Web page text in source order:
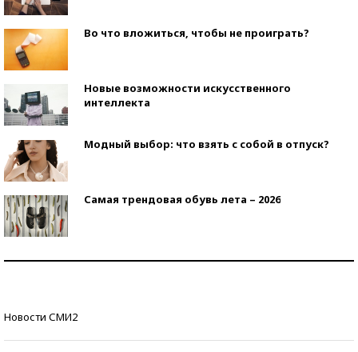
Во что вложиться, чтобы не проиграть?
Новые возможности искусственного
интеллекта
Модный выбор: что взять с собой в отпуск?
Самая трендовая обувь лета – 2026
Новости СМИ2